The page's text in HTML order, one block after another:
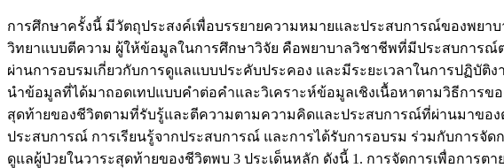
การศึกษาครั้งนี้ มีวัตถุประสงค์เพื่อบรรยายความหมายและประสบการณ์ของพย
วิทยาแบบตีความ ผู้ให้ข้อมูลในการศึกษาวิจัย คือพยาบาลวิชาชีพที่มีประสบการณ์
ผ่านการอบรมเกี่ยวกับการดูแลแบบประคับประคอง และมีระยะเวลาในการปฏิบั
นำข้อมูลที่ได้มาถอดเทปแบบคำต่อคำและวิเคราะห์ข้อมูลเชิงเนื้อหาตามวิธีการ
สุดท้ายของชีวิตตามที่รับรู้และตีความตามความคิดและประสบการณ์ที่ผ่านมาขอ
ประสบการณ์ การเรียนรู้จากประสบการณ์ และการได้รับการอบรม ร่วมกับการจั
ดูแลผู้ป่วยในวาระสุดท้ายของชีวิตพบ 3 ประเด็นหลัก ดังนี้ 1. การจัดการเพื่อการ